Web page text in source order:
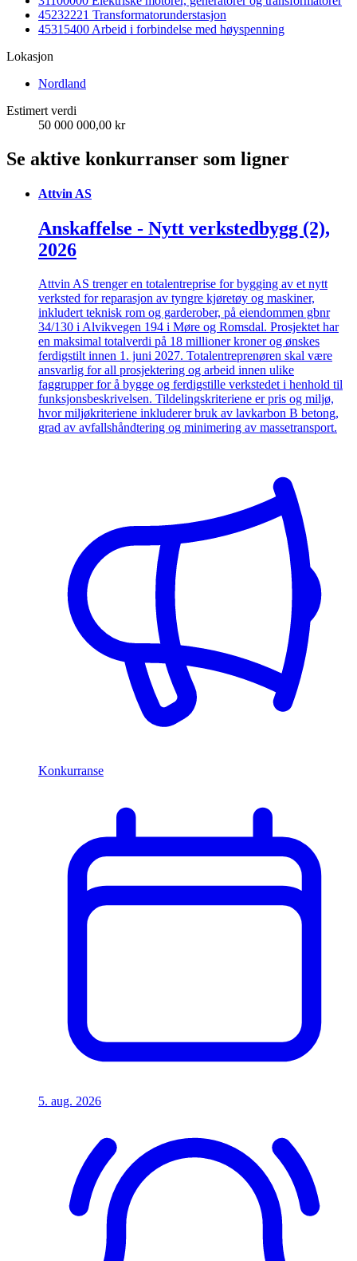
45232221 Transformatorunderstasjon
45315400 Arbeid i forbindelse med høyspenning
Lokasjon
Nordland
Estimert verdi
50 000 000,00 kr
Se aktive konkurranser som ligner
Attvin AS
Anskaffelse - Nytt verkstedbygg (2),
2026
Attvin AS trenger en totalentreprise for bygging av et nytt
verksted for reparasjon av tyngre kjøretøy og maskiner,
inkludert teknisk rom og garderober, på eiendommen gbnr
34/130 i Alvikvegen 194 i Møre og Romsdal. Prosjektet har
en maksimal totalverdi på 18 millioner kroner og ønskes
ferdigstilt innen 1. juni 2027. Totalentreprenøren skal være
ansvarlig for all prosjektering og arbeid innen ulike
faggrupper for å bygge og ferdigstille verkstedet i henhold til
funksjonsbeskrivelsen. Tildelingskriteriene er pris og miljø,
hvor miljøkriteriene inkluderer bruk av lavkarbon B betong,
grad av avfallshåndtering og minimering av massetransport.
Konkurranse
5. aug. 2026